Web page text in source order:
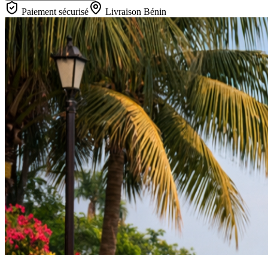
Paiement sécurisé
Livraison Bénin